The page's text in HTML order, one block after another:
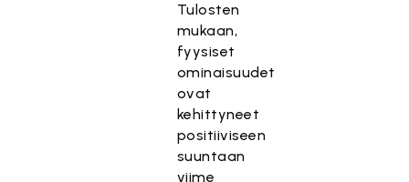
Tulosten
mukaan,
fyysiset
ominaisuudet
ovat
kehittyneet
positiiviseen
suuntaan
viime
T
ä
m
ä
s
i
s
ä